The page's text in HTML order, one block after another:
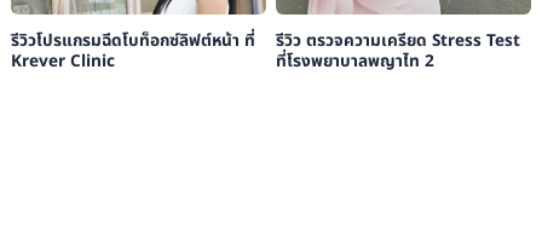
รีวิวโปรแกรมฉีดโบท็อกซ์ลิฟต์หน้า ที่
Krever Clinic
รีวิว ตรวจความเครียด Stress Test
ที่โรงพยาบาลพญาไท 2